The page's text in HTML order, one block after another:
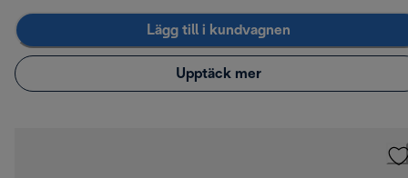
Lägg till i kundvagnen
Upptäck mer